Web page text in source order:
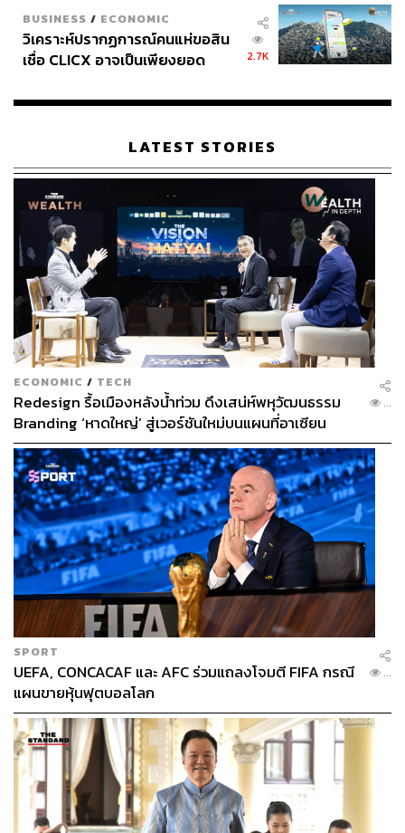
BUSINESS / ECONOMIC
วิเคราะห์ปรากฏการณ์คนแห่ขอสิน
เชื่อ CLICX อาจเป็นเพียงยอด
เรือนไทยที่ถูกซุกไว้
2.7K
LATEST STORIES
ECONOMIC / TECH
Redesign รื้อเมืองหลังน้ำท่วม ดึงเสน่ห์พหุวัฒนธรรม
Branding ‘หาดใหญ่’ สู่เวอร์ชันใหม่บนแผนที่อาเซียน
...
SPORT
UEFA, CONCACAF และ AFC ร่วมแถลงโจมตี FIFA กรณี
แผนขายหุ้นฟุตบอลโลก
...